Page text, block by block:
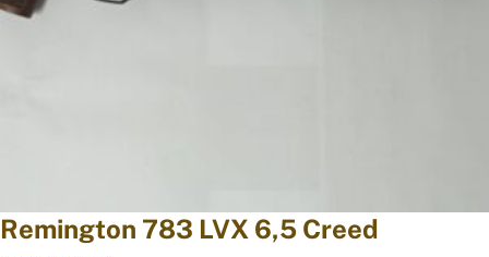
Remington 783 LVX 6,5 Creed